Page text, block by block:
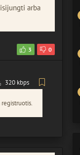
arba
3 0
320 kbps